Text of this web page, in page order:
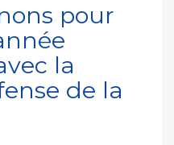
pour
la
de la